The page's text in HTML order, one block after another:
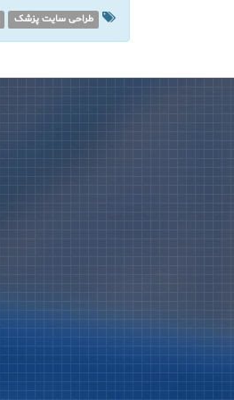
طراحی سایت پزشک